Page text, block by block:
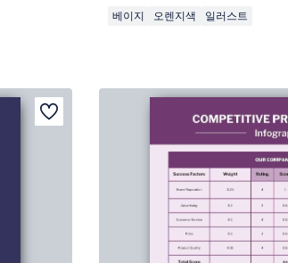
베이지 오렌지색 일러스트